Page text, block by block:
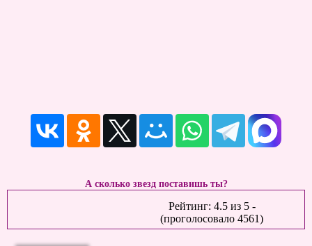
А сколько звезд поставишь ты?
Рейтинг: 4.5из 5-
(проголосовало 4561)